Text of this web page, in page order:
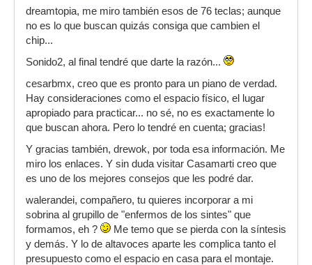
dreamtopia, me miro también esos de 76 teclas; aunque
no es lo que buscan quizás consiga que cambien el
chip...
Sonido2, al final tendré que darte la razón...
cesarbmx, creo que es pronto para un piano de verdad.
Hay consideraciones como el espacio físico, el lugar
apropiado para practicar... no sé, no es exactamente lo
que buscan ahora. Pero lo tendré en cuenta; gracias!
Y gracias también, drewok, por toda esa información. Me
miro los enlaces. Y sin duda visitar Casamarti creo que
es uno de los mejores consejos que les podré dar.
walerandei, compañero, tu quieres incorporar a mi
sobrina al grupillo de "enfermos de los sintes" que
formamos, eh ?
Me temo que se pierda con la síntesis
y demás. Y lo de altavoces aparte les complica tanto el
presupuesto como el espacio en casa para el montaje.